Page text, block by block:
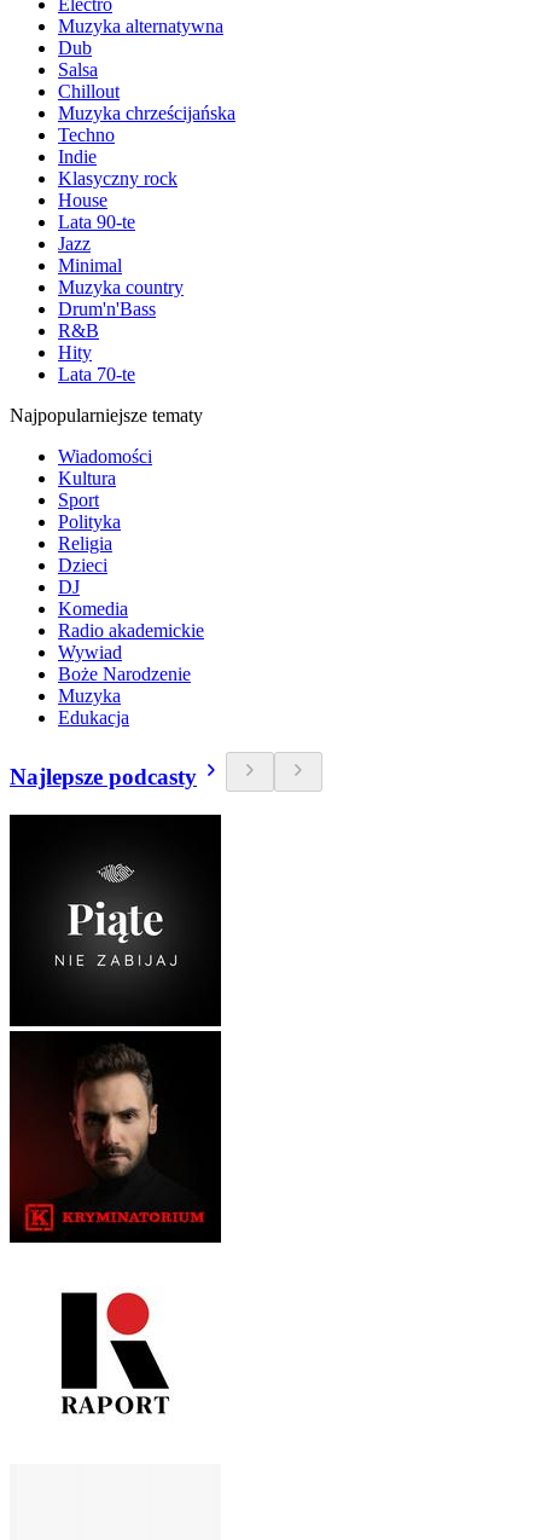
Electro
Muzyka alternatywna
Dub
Salsa
Chillout
Muzyka chrześcijańska
Techno
Indie
Klasyczny rock
House
Lata 90-te
Jazz
Minimal
Muzyka country
Drum'n'Bass
R&B
Hity
Lata 70-te
Najpopularniejsze tematy
Wiadomości
Kultura
Sport
Polityka
Religia
Dzieci
DJ
Komedia
Radio akademickie
Wywiad
Boże Narodzenie
Muzyka
Edukacja
Najlepsze podcasty